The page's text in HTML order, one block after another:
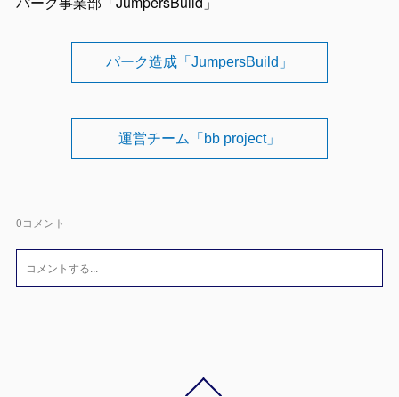
パーク造成「JumpersBuild」
運営チーム「bb project」
0コメント